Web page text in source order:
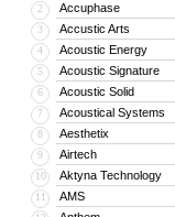
2 Accuphase
3 Accustic Arts
4 Acoustic Energy
5 Acoustic Signature
6 Acoustic Solid
7 Acoustical Systems
8 Aesthetix
9 Airtech
10 Aktyna Technology
11 AMS